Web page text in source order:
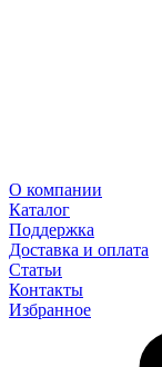
О компании
Каталог
Поддержка
Доставка и оплата
Статьи
Контакты
Избранное